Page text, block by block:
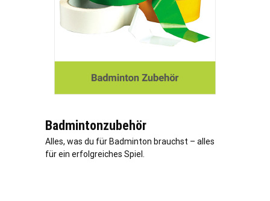
Badmintonzubehör
Alles, was du für Badminton brauchst – alles
für ein erfolgreiches Spiel.